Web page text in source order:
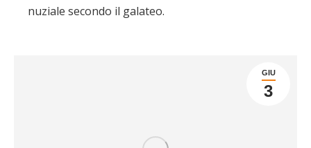
nuziale secondo il galateo.
GIU
3